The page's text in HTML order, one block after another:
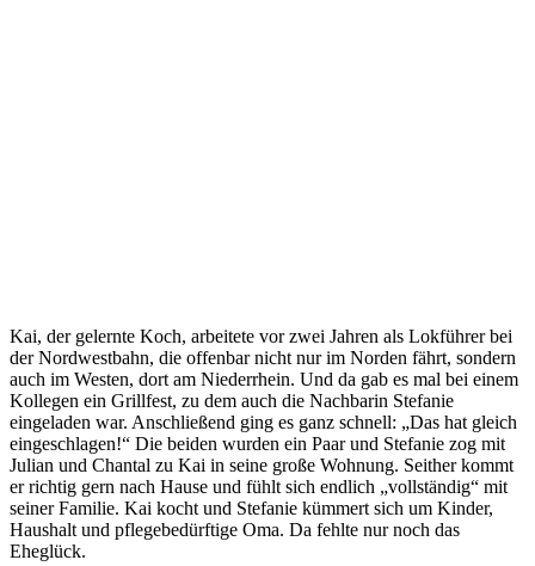
Kai, der gelernte Koch, arbeitete vor zwei Jahren als Lokführer bei
der Nordwestbahn, die offenbar nicht nur im Norden fährt, sondern
auch im Westen, dort am Niederrhein. Und da gab es mal bei einem
Kollegen ein Grillfest, zu dem auch die Nachbarin Stefanie
eingeladen war. Anschließend ging es ganz schnell: „Das hat gleich
eingeschlagen!“ Die beiden wurden ein Paar und Stefanie zog mit
Julian und Chantal zu Kai in seine große Wohnung. Seither kommt
er richtig gern nach Hause und fühlt sich endlich „vollständig“ mit
seiner Familie. Kai kocht und Stefanie kümmert sich um Kinder,
Haushalt und pflegebedürftige Oma. Da fehlte nur noch das
Eheglück.